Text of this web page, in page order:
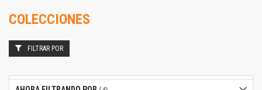
COLECCIONES
FILTRAR POR